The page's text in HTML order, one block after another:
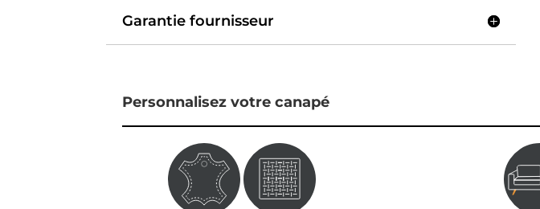
Garantie fournisseur
Personnalisez votre canapé